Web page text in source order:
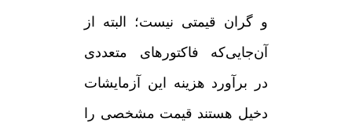
و گران قیمتی نیست؛ البته از
آن‌جایی‌که فاکتورهای متعددی
در برآورد هزینه این آزمایشات
دخیل هستند قیمت مشخصی را